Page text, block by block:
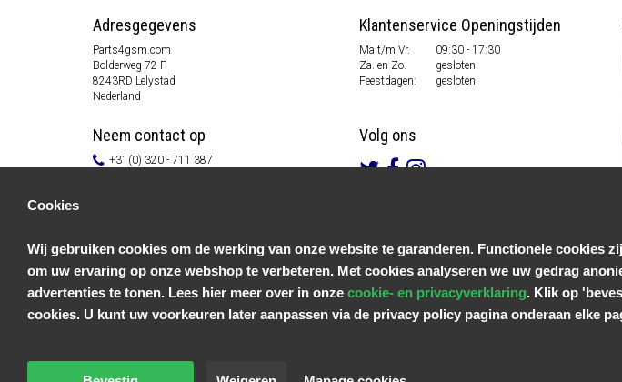
Adresgegevens
Parts4gsm.com
Bolderweg 72 F
8243RD Lelystad
Nederland
Neem contact op
+31(0) 320 - 711 387
Klantenservice
Algemene voorwaarden
Privacy Policy
Disclaimer
Betaal informatie
Klantenservice Openingstijden
Ma t/m Vr.
09:30 - 17:30
Za. en Zo.
gesloten
Feestdagen:
gesloten
Volg ons
Cookies
Wij gebruiken cookies om de werking van onze website te garanderen. Functionele
om uw ervaring op onze webshop te verbeteren. Met cookies analyseren we uw gedrag
advertenties te tonen. Lees hier meer over in onze cookie- en privacyverklaring. Klik op
cookies. U kunt uw voorkeuren later aanpassen via de privacy policy pagina onderaan elke